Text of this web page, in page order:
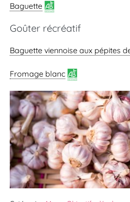
Baguette
Goûter récréatif
Baguette viennoise aux pépites
Fromage blanc